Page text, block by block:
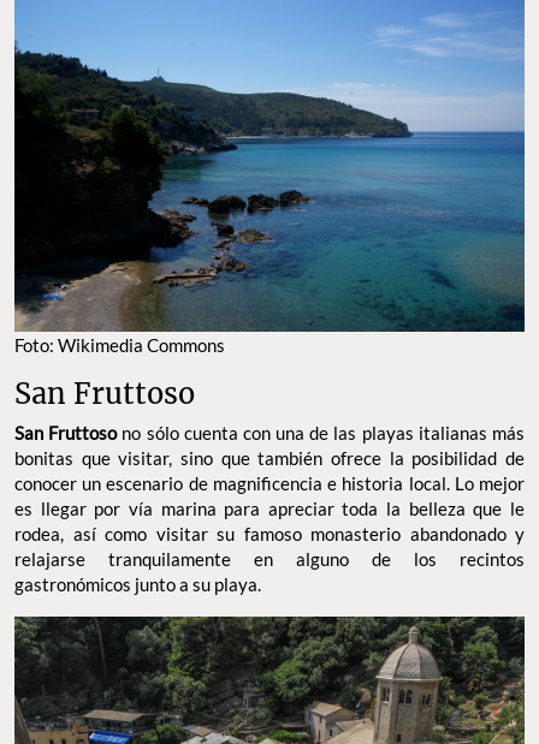
San Fruttoso
San Fruttosono sólo cuenta con una de las playas italianas
más bonitas que visitar, sino que también ofrece la posibilidad de
conocer un escenario de magnificencia e historia local. Lo mejor
es llegar por vía marina para apreciar toda la belleza que le
rodea, así como visitar su famoso monasterio abandonado y
relajarse tranquilamente en alguno de los recintos gastronómicos
junto a su playa.